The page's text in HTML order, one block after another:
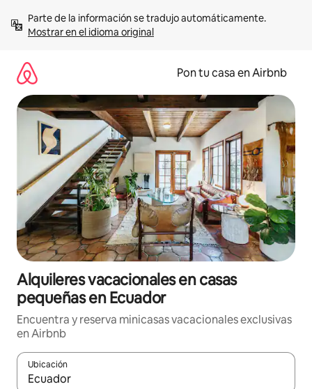
contenidoMostrar en el idioma original
Pon tu casa en Airbnb
Alquileres vacacionales en casas
pequeñas en Ecuador
Encuentra y reserva minicasas vacacionales exclusivas
en Airbnb
Ubicación
Cuando los resultados estén disponibles, navega con las